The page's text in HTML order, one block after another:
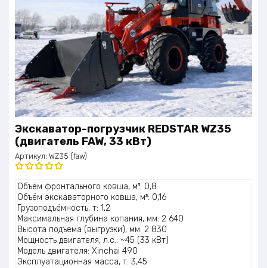
Экскаватор-погрузчик REDSTAR WZ35
(двигатель FAW, 33 кВт)
Артикул: WZ35 (faw)
Оценка
5.00из 5
Объём фронтального ковша, м³: 0,8
Объём экскаваторного ковша, м³: 0,16
Грузоподъёмность, т: 1,2
Максимальная глубина копания, мм: 2 640
Высота подъёма (выгрузки), мм: 2 830
Мощность двигателя, л.с.: ~45 (33 кВт)
Модель двигателя: Xinchai 490
Эксплуатационная масса, т: 3,45